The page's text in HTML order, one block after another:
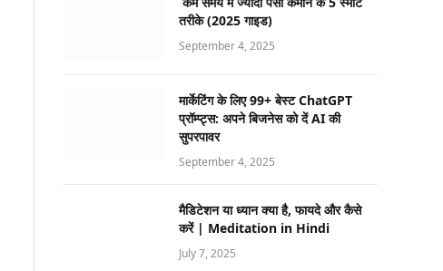
तरीके (2025 गाइड)
September 4, 2025
मार्केटिंग के लिए 99+ बेस्ट ChatGPT
प्रॉम्प्ट्स: अपने बिजनेस को दें AI की
सुपरपावर
September 4, 2025
मैडिटेशन या ध्यान क्या है, फायदे और कैसे
करें | Meditation in Hindi
July 7, 2025